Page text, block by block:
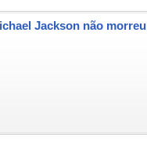
Jackson não morreu